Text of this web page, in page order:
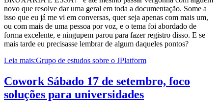
novo que resolve dar uma geral em toda a documentação. Some a
isso que eu já me vi em conversas, quer seja apenas com mais um,
ou com mais de uma pessoa por voz, e o tema foi abordado de
forma excelente, e ningupem parou para fazer registro disso. E se
mais tarde eu precisasse lembrar de algum daqueles pontos?
Leia mais:Grupo de estudos sobre o JPlatform
Cowork Sábado 17 de setembro, foco
soluções para universidades